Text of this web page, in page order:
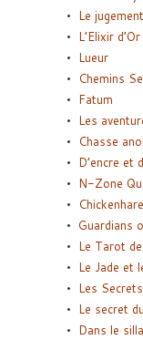
Le
L’Elixir d’Or
Lueur
Chemins
Fatum
Les
Chasse
D’encre et
N-Zone
Guardians
Le Tarot
Le Jade et
Les
Le secret
Dans le